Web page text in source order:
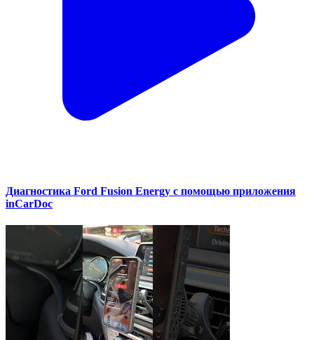
Диагностика Ford Fusion Energy с помощью приложения
inCarDoc